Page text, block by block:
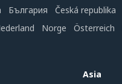
България Česká republika
Norge Österreich
Asia